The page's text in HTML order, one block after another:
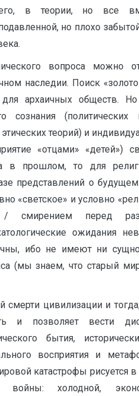
в теории, но все
но плохо
вопроса можно
наследии. Поиск
для архаичных обществ.
сознания (политических
теорий) и
«отцами» «детей»)
в прошлом, то для
представлений о
«светское» и условно
/ смирением перед
ожидания
ибо не имеют ни
(мы знаем, что старый
смерти цивилизации и
и позволяет вести
бытия,
восприятия и
катастрофы рисуется
холодной,